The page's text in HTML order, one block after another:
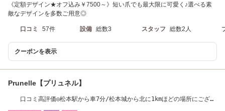
《定額デザイン★オフ込み￥7500～》短い爪でも最大限に可愛く♪選べる素
敵なデザインを多数ご用意◎
口コミ 57件 設備 総数3 スタッフ 総数2人
クーポンを表示
Prunelle【プリュネル】
口コミ高評価◎松本駅から車7分/松本城から北に1kmほどの場所にござい